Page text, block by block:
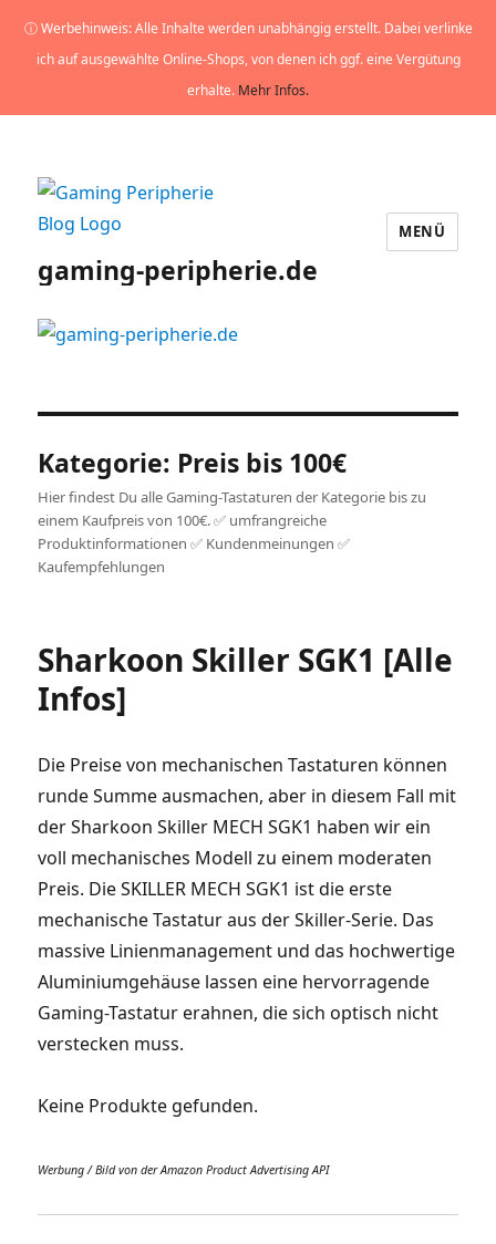
ⓘ Werbehinweis: Alle Inhalte werden unabhängig erstellt. Dabei verlinke
ich auf ausgewählte Online-Shops, von denen ich ggf. eine Vergütung
erhalte. Mehr Infos.
gaming-peripherie.de
MENÜ
Kategorie: Preis bis 100€
Hier findest Du alle Gaming-Tastaturen der Kategorie bis zu
einem Kaufpreis von 100€. ✅ umfrangreiche
Produktinformationen ✅ Kundenmeinungen ✅
Kaufempfehlungen
Sharkoon Skiller SGK1 [Alle
Infos]
Die Preise von mechanischen Tastaturen können
runde Summe ausmachen, aber in diesem Fall mit
der Sharkoon Skiller MECH SGK1 haben wir ein
voll mechanisches Modell zu einem moderaten
Preis. Die SKILLER MECH SGK1 ist die erste
mechanische Tastatur aus der Skiller-Serie. Das
massive Linienmanagement und das hochwertige
Aluminiumgehäuse lassen eine hervorragende
Gaming-Tastatur erahnen, die sich optisch nicht
verstecken muss.
Keine Produkte gefunden.
Werbung / Bild von der Amazon Product Advertising API